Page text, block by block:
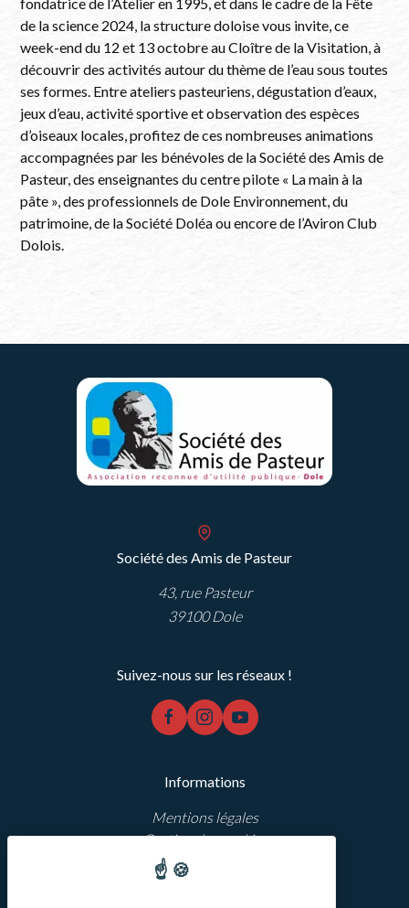
de la science 2024, la structure doloise vous invite, ce
week-end du 12 et 13 octobre au Cloître de la Visitation, à
découvrir des activités autour du thème de l’eau sous toutes
ses formes. Entre ateliers pasteuriens, dégustation d’eaux,
jeux d’eau, activité sportive et observation des espèces
d’oiseaux locales, profitez de ces nombreuses animations
accompagnées par les bénévoles de la Société des Amis de
Pasteur, des enseignantes du centre pilote « La main à la
pâte », des professionnels de Dole Environnement, du
patrimoine, de la Société Doléa ou encore de l’Aviron Club
Dolois.
Société des Amis de Pasteur
43, rue Pasteur
39100 Dole
Suivez-nous sur les réseaux !
facebook
instagramyoutube
Informations
Mentions légales
Gestion des cookies
Réalisation Koredge